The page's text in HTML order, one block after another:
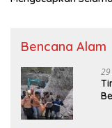
Bencana Alam